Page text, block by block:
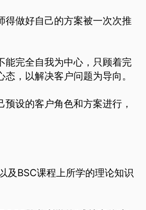
得做好自己的方案被一次次推
能完全自我为中心，只顾着完
，以解决客户问题为导向。
设的客户角色和方案进行，
及BSC课程上所学的理论知识